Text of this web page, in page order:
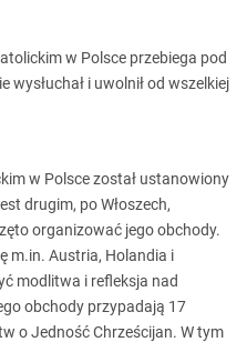
w Polsce przebiega pod
wysłuchał i uwolnił od wszelkiej
w Polsce został ustanowiony
drugim, po Włoszech,
organizować jego obchody.
m.in. Austria, Holandia i
modlitwa i refleksja nad
obchody przypadają 17
o Jedność Chrześcijan. W tym